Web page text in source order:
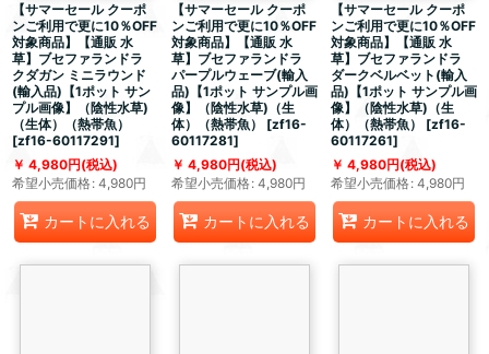
【サマーセール クーポ
ンご利用で更に10％OFF
対象商品】【通販 水
草】ブセファランドラ
クダガン ミニラウンド
(輸入品)【1ポット サン
プル画像】（陰性水草)
（生体）（熱帯魚）
[zf16-60117291]
4,980円(税込)
希望小売価格: 4,980円
カートに入れる
【サマーセール クーポ
ンご利用で更に10％OFF
対象商品】【通販 水
草】ブセファランドラ
パープルウェーブ(輸入
品)【1ポット サンプル画
像】（陰性水草)（生
体）（熱帯魚）
[zf16-
60117281]
4,980円(税込)
希望小売価格: 4,980円
カートに入れる
【サマーセール クーポ
ンご利用で更に10％OFF
対象商品】【通販 水
草】ブセファランドラ
ダークベルベット(輸入
品)【1ポット サンプル画
像】（陰性水草)（生
体）（熱帯魚）
[zf16-
60117261]
4,980円(税込)
希望小売価格: 4,980円
カートに入れる